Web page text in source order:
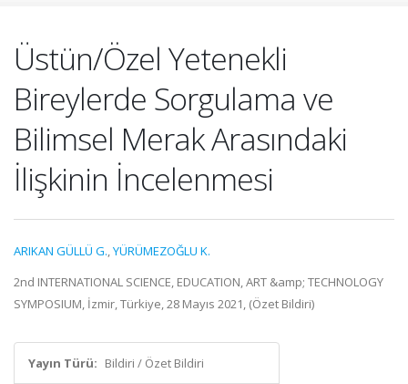
Üstün/Özel Yetenekli
Bireylerde Sorgulama ve
Bilimsel Merak Arasındaki
İlişkinin İncelenmesi
ARIKAN GÜLLÜ G.,YÜRÜMEZOĞLU K.
2nd INTERNATIONAL SCIENCE, EDUCATION, ART &amp; TECHNOLOGY
SYMPOSIUM, İzmir, Türkiye, 28 Mayıs 2021, (Özet Bildiri)
Yayın Türü: Bildiri / Özet Bildiri